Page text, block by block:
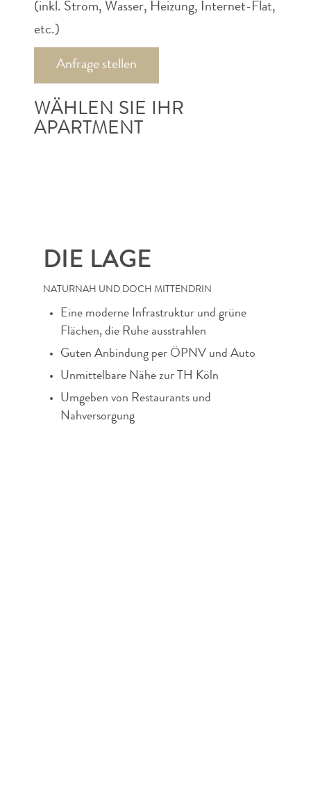
(inkl. Strom, Wasser, Heizung, Internet-Flat,
etc.)
Anfrage stellen
WÄHLEN SIE IHR
APARTMENT
DIE LAGE
NATURNAH UND DOCH MITTENDRIN
Eine moderne Infrastruktur und grüne
Flächen, die Ruhe ausstrahlen
Guten Anbindung per ÖPNV und Auto
Unmittelbare Nähe zur TH Köln
Umgeben von Restaurants und
Nahversorgung